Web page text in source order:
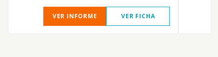
VER INFORME VER FICHA